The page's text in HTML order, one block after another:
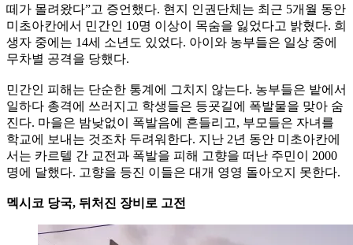
떼가 몰려왔다”고 증언했다. 현지 인권단체는 최근 5개월 동안
미초아칸에서 민간인 10명 이상이 목숨을 잃었다고 밝혔다. 희
생자 중에는 14세 소년도 있었다. 아이와 농부들은 일상 중에
무차별 공격을 당했다.
민간인 피해는 단순한 통계에 그치지 않는다. 농부들은 밭에서
일하다 총격에 쓰러지고 학생들은 등굣길에 폭발물을 맞아 숨
진다. 마을은 밤낮없이 폭발음에 흔들리고, 부모들은 자녀를
학교에 보내는 것조차 두려워한다. 지난 2년 동안 미초아칸에
서는 카르텔 간 교전과 폭발을 피해 고향을 떠난 주민이 2000
명에 달했다. 고향을 등진 이들은 대개 영영 돌아오지 못한다.
멕시코 당국, 뒤처진 장비로 고전